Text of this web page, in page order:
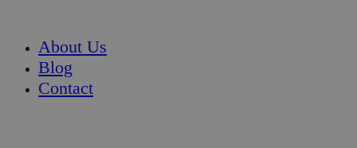
About Us
Blog
Contact